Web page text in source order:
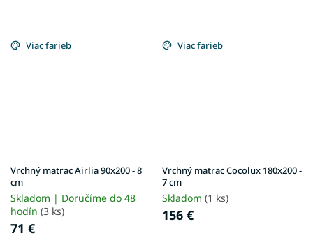
Viac farieb
Vrchný matrac Airlia 90x200 - 8
cm
Skladom | Doručíme do 48
hodín (3 ks)
71 €
Viac farieb
Vrchný matrac Cocolux 180x200 -
7 cm
Skladom (1 ks)
156 €